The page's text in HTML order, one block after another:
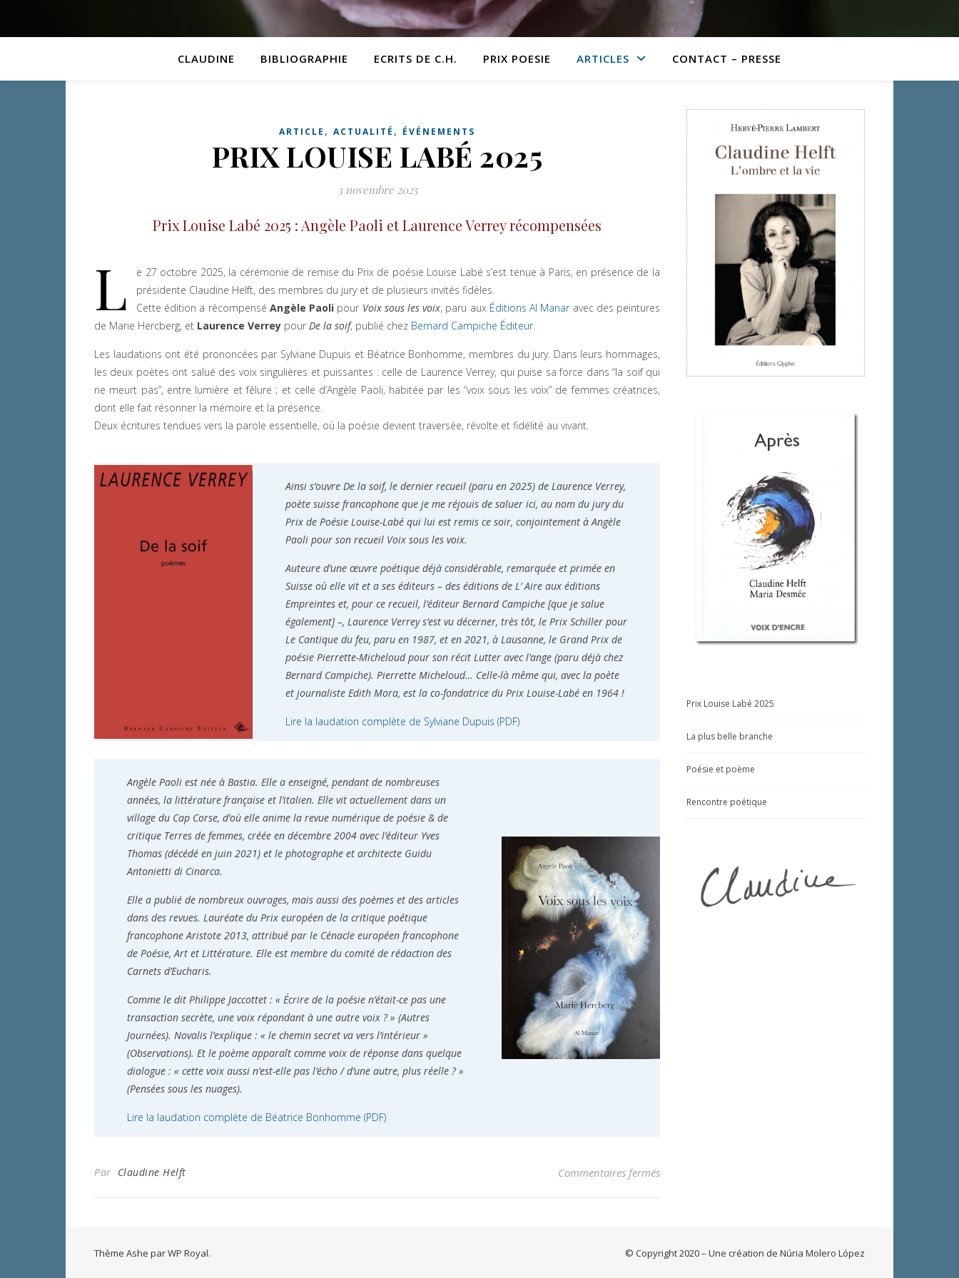
CLAUDINE BIBLIOGRAPHIE ECRITS DE C.H. PRIX POESIE ARTICLES CONTACT – PRESSE
ARTICLE , ACTUALITÉ , ÉVÉNEMENTS
PRIX LOUISE LABÉ 2025
3 novembre 2025
Prix Louise Labé 2025 : Angèle Paoli et Laurence Verrey récompensées
L
e 27 octobre 2025, la cérémonie de remise du Prix de poésie Louise Labé s’est tenue à Paris, en présence de la
présidente Claudine Helft, des membres du jury et de plusieurs invités fidèles.
Cette édition a récompensé Angèle Paoli pour Voix sous les voix, paru aux Éditions Al Manaravec des peintures
de Marie Hercberg, et Laurence Verrey pour De la soif, publié chez Bernard Campiche Éditeur.
Les laudations ont été prononcées par Sylviane Dupuis et Béatrice Bonhomme, membres du jury. Dans leurs hommages,
les deux poètes ont salué des voix singulières et puissantes : celle de Laurence Verrey, qui puise sa force dans “la soif qui
ne meurt pas”, entre lumière et fêlure ; et celle d’Angèle Paoli, habitée par les “voix sous les voix” de femmes créatrices,
dont elle fait résonner la mémoire et la présence.
Deux écritures tendues vers la parole essentielle, où la poésie devient traversée, révolte et fidélité au vivant.
Ainsi s’ouvre De la soif, le dernier recueil (paru en 2025) de Laurence Verrey,
poète suisse francophone que je me réjouis de saluer ici, au nom du jury du
Prix de Poésie Louise-Labé qui lui est remis ce soir, conjointement à Angèle
Paoli pour son recueil Voix sous les voix.
Auteure d’une œuvre poétique déjà considérable, remarquée et primée en
Suisse où elle vit et a ses éditeurs – des éditions de L’ Aire aux éditions
Empreintes et, pour ce recueil, l’éditeur Bernard Campiche [que je salue
également] –, Laurence Verrey s’est vu décerner, très tôt, le Prix Schiller pour
Le Cantique du feu, paru en 1987, et en 2021, à Lausanne, le Grand Prix de
poésie Pierrette-Micheloud pour son récit Lutter avec l’ange (paru déjà chez
Bernard Campiche). Pierrette Micheloud… Celle-là même qui, avec la poète
et journaliste Edith Mora, est la co-fondatrice du Prix Louise-Labé en 1964 !
Lire la laudation complète de Sylviane Dupuis (PDF)
Angèle Paoli est née à Bastia. Elle a enseigné, pendant de nombreuses
années, la littérature française et l’italien. Elle vit actuellement dans un
village du Cap Corse, d’où elle anime la revue numérique de poésie & de
critique Terres de femmes, créée en décembre 2004 avec l’éditeur Yves
Thomas (décédé en juin 2021) et le photographe et architecte Guidu
Antonietti di Cinarca.
Elle a publié de nombreux ouvrages, mais aussi des poèmes et des articles
dans des revues. Lauréate du Prix européen de la critique poétique
francophone Aristote 2013, attribué par le Cénacle européen francophone
de Poésie, Art et Littérature. Elle est membre du comité de rédaction des
Carnets d’Eucharis.
Comme le dit Philippe Jaccottet : « Écrire de la poésie n’était-ce pas une
transaction secrète, une voix répondant à une autre voix ? » (Autres
Journées). Novalis l’explique : « le chemin secret va vers l’intérieur »
(Observations). Et le poème apparaît comme voix de réponse dans quelque
dialogue : « cette voix aussi n’est-elle pas l’écho / d’une autre, plus réelle ? »
(Pensées sous les nuages).
Lire la laudation complète de Béatrice Bonhomme (PDF)
Par Claudine Helft Commentaires ferméssur Prix Louise Labé 2025
Prix Louise Labé 2025
La plus belle branche
Poésie et poème
Rencontre poétique
© Copyright 2020 – Une création de Núria Molero López
Thème Ashe parWP Royal.